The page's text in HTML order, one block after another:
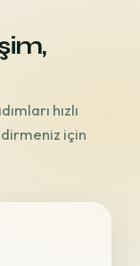
hızlı
için